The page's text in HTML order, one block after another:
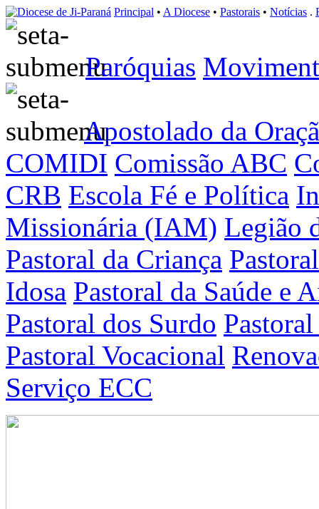
Principal • A Diocese • Pastorais • Notícias .
Paróquias
Apostolado da
COMIDI Comissão ABC
CRB Escola Fé e Política
Missionária (IAM) Legião
Pastoral da Criança
Idosa Pastoral da Saúde e
Pastoral dos Surdo
Pastoral Vocacional
Serviço ECC